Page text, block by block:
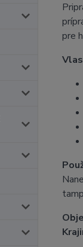
pre